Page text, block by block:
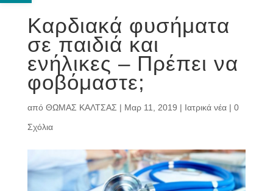
Καρδιακά φυσήματα
σε παιδιά και
ενήλικες – Πρέπει να
φοβόμαστε;
από ΘΩΜΑΣ ΚΑΛΤΣΑΣ | Μαρ 11, 2019 | Ιατρικά νέα| 0
Σχόλια